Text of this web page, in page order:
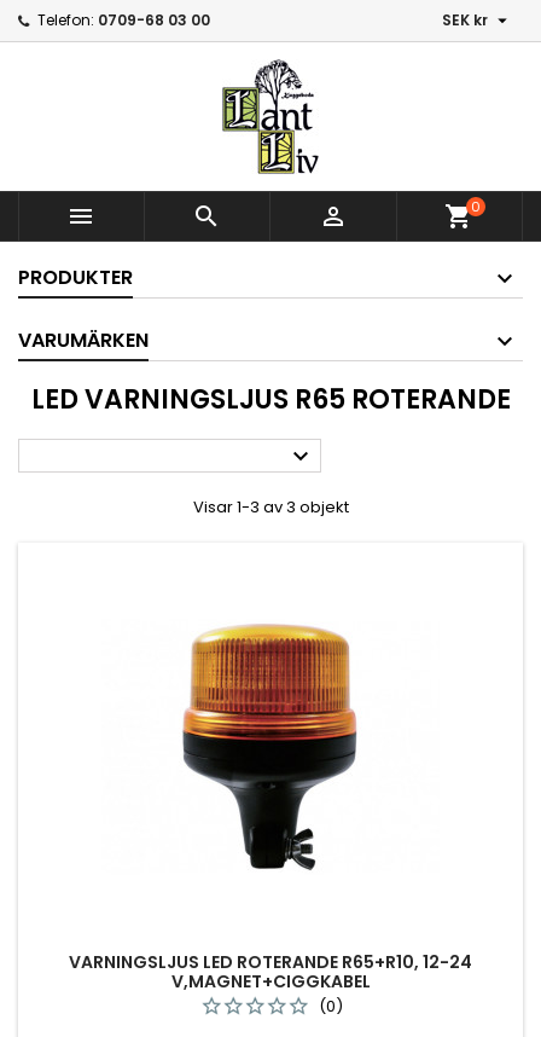
Telefon: 0709-68 03 00 SEK kr 
   shopping_cart0
PRODUKTER
VARUMÄRKEN
LED VARNINGSLJUS R65 ROTERANDE

Visar 1-3 av 3 objekt
VARNINGSLJUS LED ROTERANDE R65+R10, 12-24
V,MAGNET+CIGGKABEL
(0)